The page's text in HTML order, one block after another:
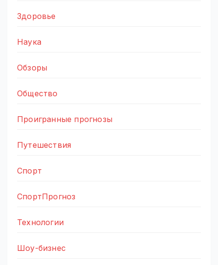
Здоровье
Наука
Обзоры
Общество
Проигранные прогнозы
Путешествия
Спорт
СпортПрогноз
Технологии
Шоу-бизнес